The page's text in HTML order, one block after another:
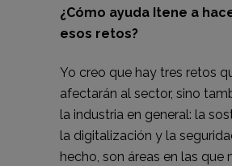
¿Cómo ayuda Itene a
esos retos?
Yo creo que hay tres retos
afectarán al sector, sino
la industria en general: la
la digitalización y la
hecho, son áreas en las que